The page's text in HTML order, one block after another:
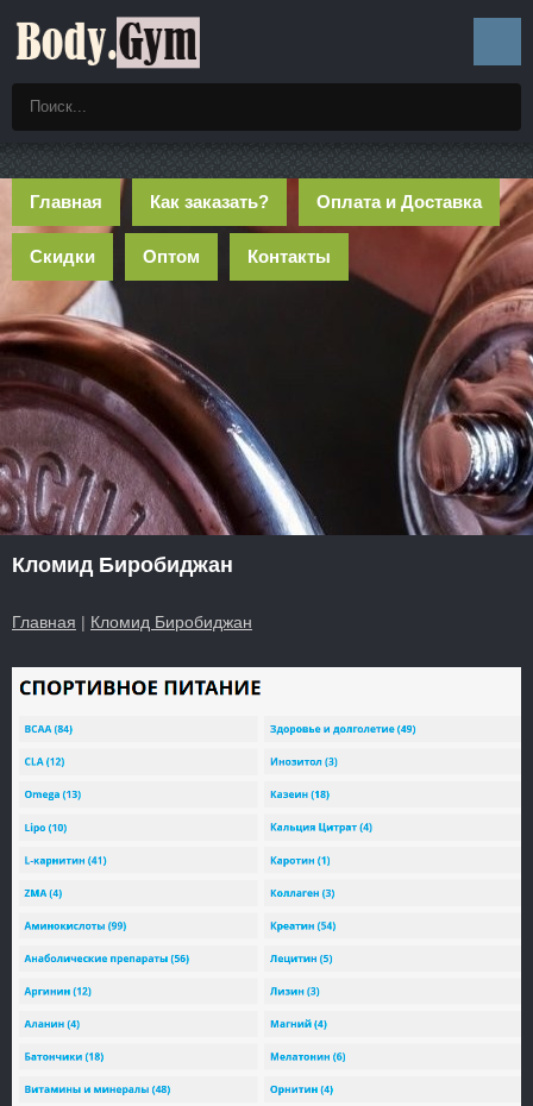
Главная Как заказать? Оплата и Доставка
Скидки Оптом Контакты
Кломид Биробиджан
Главная | Кломид Биробиджан